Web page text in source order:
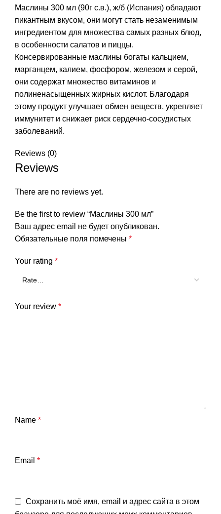
Маслины 300 мл (90г с.в.), ж/б (Испания) обладают
пикантным вкусом, они могут стать незаменимым
ингредиентом для множества самых разных блюд,
в особенности салатов и пиццы.
Консервированные маслины богаты кальцием,
марганцем, калием, фосфором, железом и серой,
они содержат множество витаминов и
полиненасыщенных жирных кислот. Благодаря
этому продукт улучшает обмен веществ, укрепляет
иммунитет и снижает риск сердечно-сосудистых
заболеваний.
Reviews (0)
Reviews
There are no reviews yet.
Be the first to review “Маслины 300 мл”
Ваш адрес email не будет опубликован.
Обязательные поля помечены *
Your rating *
Your review *
Name *
Email *
Сохранить моё имя, email и адрес сайта в этом